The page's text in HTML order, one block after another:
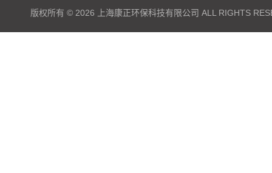
版权所有 © 2026 上海康正环保科技有限公司 ALL RIGHTS